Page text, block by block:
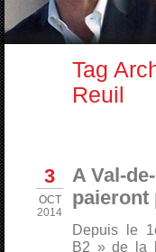
Tag
Reuil
3
OCT
2014
A Val-
paieront
Depuis le
B2 » de la